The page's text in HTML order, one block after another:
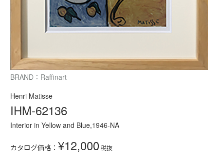
BRAND：Raffinart
Henri Matisse
IHM-62136
Interior in Yellow and Blue,1946-NA
カタログ価格： ¥12,000税抜